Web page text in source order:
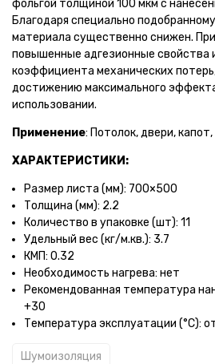
фольгой толщиной 100 мкм с
Благодаря специально
материала существенно снижен.
повышенные адгезионные свойства
коэффициента механических
достижению максимального
использовании.
Применение: Потолок, двери,
ХАРАКТЕРИСТИКИ:
Размер листа (мм): 700×500
Толщина (мм): 2.2
Количество в упаковке (шт): 11
Удельный вес (кг/м.кв.): 3.7
КМП: 0.32
Необходимость нагрева: нет
Рекомендованная температура
+30
Температура эксплуатации (°С):
Шумоизоляция